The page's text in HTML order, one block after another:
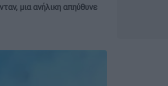
μια ανήλικη απηύθυνε